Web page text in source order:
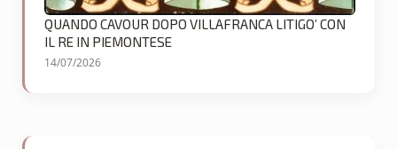
QUANDO CAVOUR DOPO VILLAFRANCA LITIGO’ CON
IL RE IN PIEMONTESE
14/07/2026